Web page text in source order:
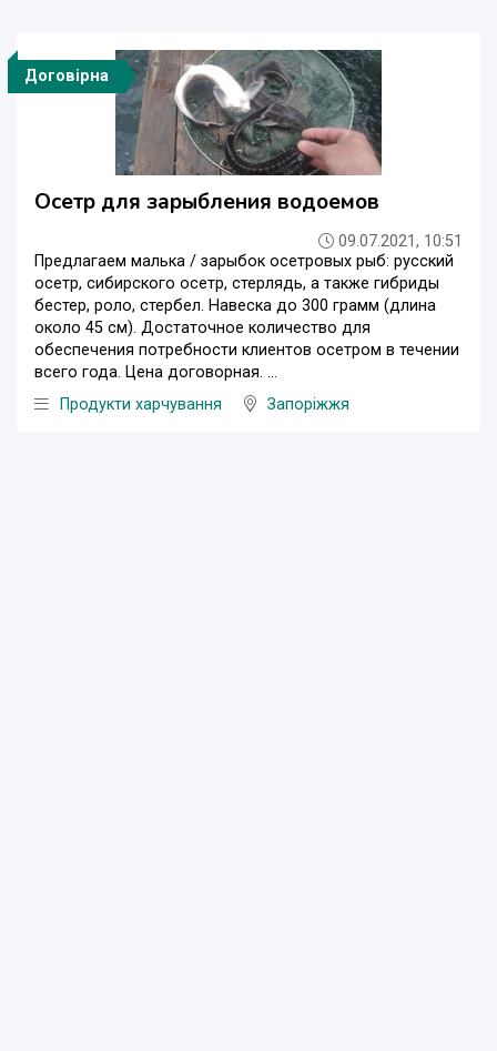
Договірна
Осетр для зарыбления водоемов
09.07.2021, 10:51
Предлагаем малька / зарыбок осетровых рыб: русский
осетр, сибирского осетр, стерлядь, а также гибриды
бестер, роло, стербел. Навеска до 300 грамм (длина
около 45 см). Достаточное количество для
обеспечения потребности клиентов осетром в течении
всего года. Цена договорная. ...
Продукти харчування
Запоріжжя